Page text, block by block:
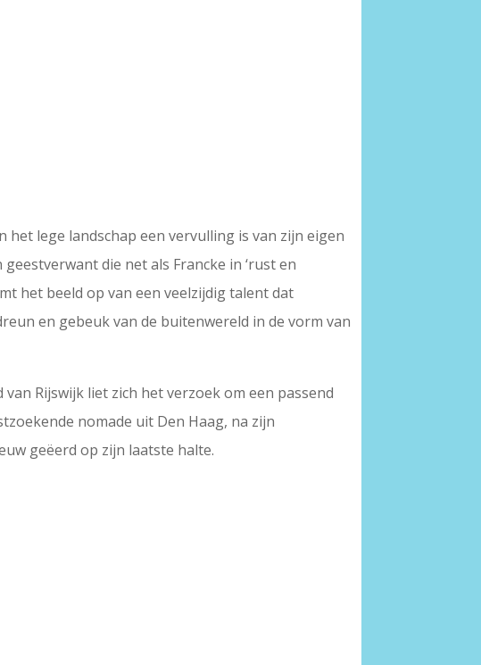
lege landschap een vervulling is van zijn eigen
die net als Francke in ‘rust en
het beeld op van een veelzijdig talent dat
en gebeuk van de buitenwereld in de vorm van
Rijswijk liet zich het verzoek om een passend
nomade uit Den Haag, na zijn
geëerd op zijn laatste halte.